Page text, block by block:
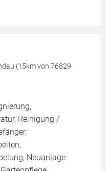
(15km von 76829
Reinigung /
Neuanlage